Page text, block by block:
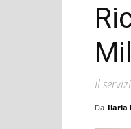
Il
Da Ilaria